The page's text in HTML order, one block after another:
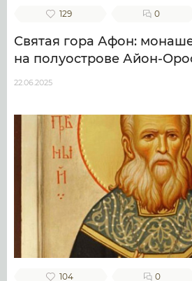
129 0
Святая гора Афон:
на полуострове Айон-
22.06.2025
104 0